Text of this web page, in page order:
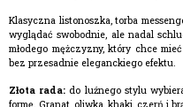
Klasyczna listonoszka, torba
wyglądać swobodnie, ale nadal
młodego mężczyzny, który chce
bez przesadnie eleganckiego efektu.
Złota rada: do luźnego stylu
formę. Granat, oliwka, khaki, czerń i